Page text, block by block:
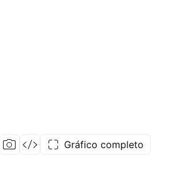
Gráfico completo